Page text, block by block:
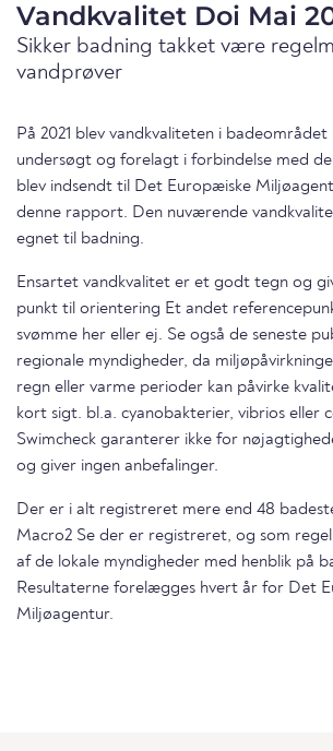
Vandkvalitet Doi Mai
Sikker badning takket være
vandprøver
På 2021 blev vandkvaliteten i
undersøgt og forelagt i forbindelse med
blev indsendt til Det Europæiske
denne rapport. Den nuværende
egnet til badning.
Ensartet vandkvalitet er et godt tegn og
punkt til orientering Et andet
svømme her eller ej. Se også de seneste
regionale myndigheder, da
regn eller varme perioder kan påvirke
kort sigt. bl.a. cyanobakterier, vibrios eller
Swimcheck garanterer ikke for
og giver ingen anbefalinger.
Der er i alt registreret mere end 48
Macro2 Se der er registreret, og som
af de lokale myndigheder med henblik på
Resultaterne forelægges hvert år for Det
Miljøagentur.